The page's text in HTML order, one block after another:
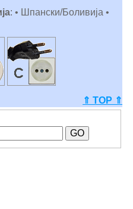
: • Шпански/Боливија •
⇑ TOP ⇑